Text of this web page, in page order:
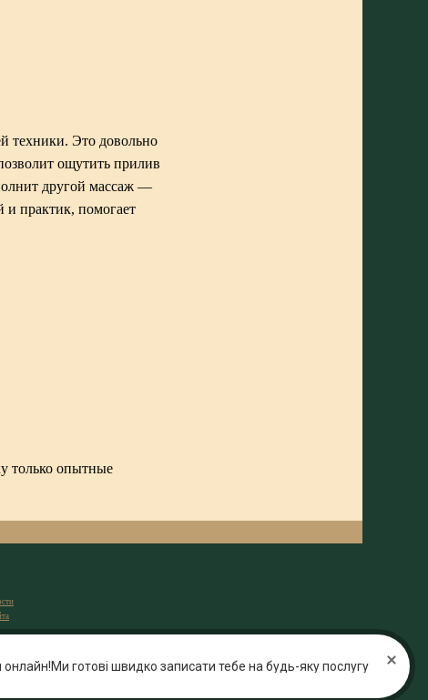
техники. Это довольно
ощутить прилив
другой массаж —
и практик, помогает
только опытные
готові швидко записати тебе на будь-яку послугу